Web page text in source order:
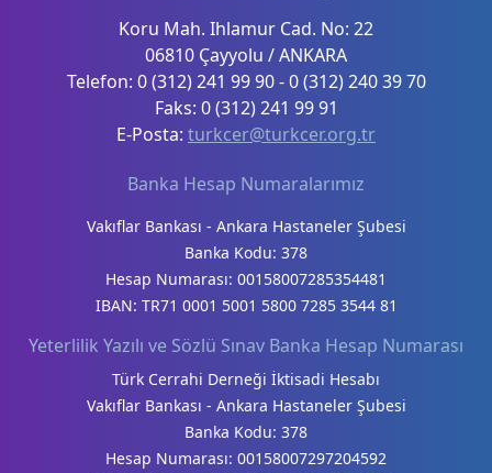
Koru Mah. Ihlamur Cad. No: 22
06810 Çayyolu / ANKARA
Telefon: 0 (312) 241 99 90 - 0 (312) 240 39 70
Faks: 0 (312) 241 99 91
E-Posta: turkcer@turkcer.org.tr
Banka Hesap Numaralarımız
Vakıflar Bankası - Ankara Hastaneler Şubesi
Banka Kodu: 378
Hesap Numarası: 00158007285354481
IBAN: TR71 0001 5001 5800 7285 3544 81
Yeterlilik Yazılı ve Sözlü Sınav Banka Hesap Numarası
Türk Cerrahi Derneği İktisadi Hesabı
Vakıflar Bankası - Ankara Hastaneler Şubesi
Banka Kodu: 378
Hesap Numarası: 00158007297204592